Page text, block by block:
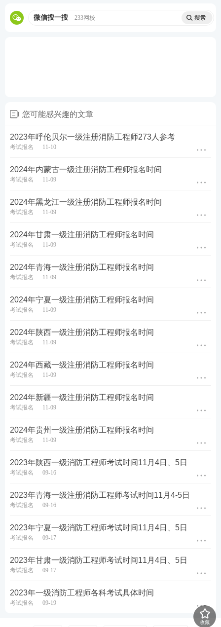
微信搜一搜 233网校
您可能感兴趣的文章
2023年呼伦贝尔一级注册消防工程师273人参考
考试报名 11-10
2024年内蒙古一级注册消防工程师报名时间
考试报名 11-09
2024年黑龙江一级注册消防工程师报名时间
考试报名 11-09
2024年甘肃一级注册消防工程师报名时间
考试报名 11-09
2024年青海一级注册消防工程师报名时间
考试报名 11-09
2024年宁夏一级注册消防工程师报名时间
考试报名 11-09
2024年陕西一级注册消防工程师报名时间
考试报名 11-09
2024年西藏一级注册消防工程师报名时间
考试报名 11-09
2024年新疆一级注册消防工程师报名时间
考试报名 11-09
2024年贵州一级注册消防工程师报名时间
考试报名 11-09
2023年陕西一级消防工程师考试时间11月4日、5日
考试报名 09-16
2023年青海一级注册消防工程师考试时间11月4-5日
考试报名 09-16
2023年宁夏一级消防工程师考试时间11月4日、5日
考试报名 09-17
2023年甘肃一级消防工程师考试时间11月4日、5日
考试报名 09-17
2023年一级消防工程师各科考试具体时间
考试报名 09-19
收藏